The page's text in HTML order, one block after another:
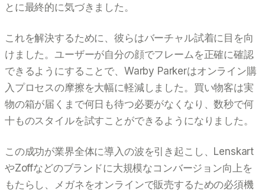
とに最終的に気づきました。
これを解決するために、彼らはバーチャル試着に目を向
けました。ユーザーが自分の顔でフレームを正確に確認
できるようにすることで、Warby Parkerはオンライン購
入プロセスの摩擦を大幅に軽減しました。買い物客は実
物の箱が届くまで何日も待つ必要がなくなり、数秒で何
十ものスタイルを試すことができるようになりました。
この成功が業界全体に導入の波を引き起こし、Lenskart
やZoffなどのブランドに大規模なコンバージョン向上を
もたらし、メガネをオンラインで販売するための必須機